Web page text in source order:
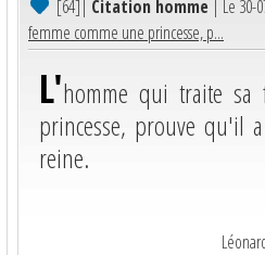
[64]| Citation homme | Le 30-
femme comme une princesse, p...
L'homme qui traite sa
princesse, prouve qu'il
reine.